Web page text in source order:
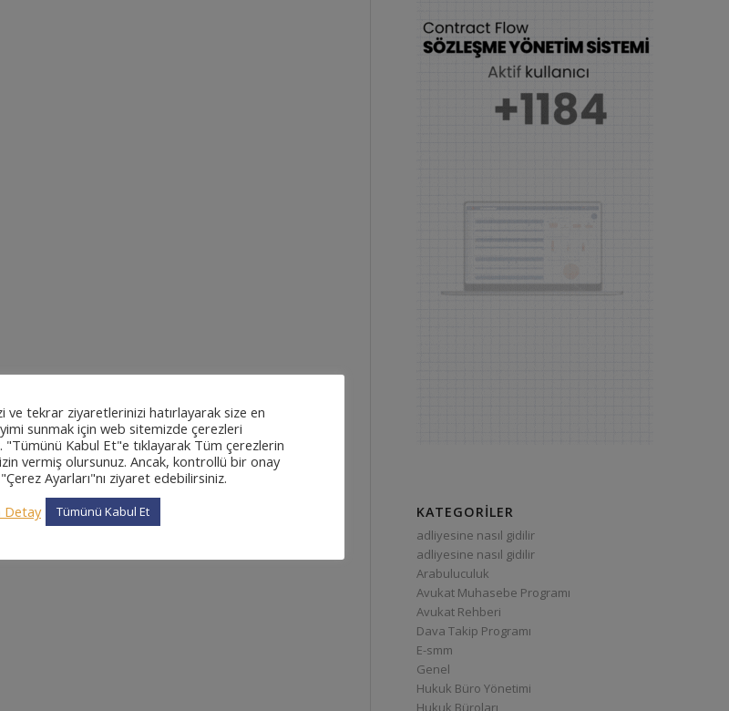
KATEGORILER
adliyesine nasıl gidilir
adliyesine nasıl gidilir
Arabuluculuk
Avukat Muhasebe Programı
Avukat Rehberi
Dava Takip Programı
E-smm
Genel
Hukuk Büro Yönetimi
Hukuk Büroları
ve tekrar ziyaretlerinizi hatırlayarak size en
sunmak için web sitemizde çerezleri
"Tümünü Kabul Et"e tıklayarak Tüm çerezlerin
izin vermiş olursunuz. Ancak, kontrollü bir onay
Ayarları"nı ziyaret edebilirsiniz.
Detay
Tümünü Kabul Et